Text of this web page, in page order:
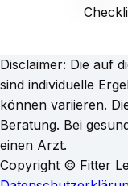
Disclaimer: Die auf
sind individuelle
können variieren.
Beratung. Bei
einen Arzt.
Copyright © Fitter